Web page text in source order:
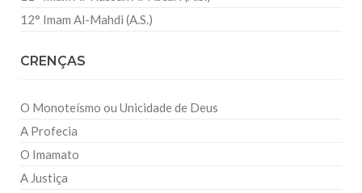
12° Imam Al-Mahdi (A.S.)
CRENÇAS
O Monoteísmo ou Unicidade de Deus
A Profecia
O Imamato
A Justiça